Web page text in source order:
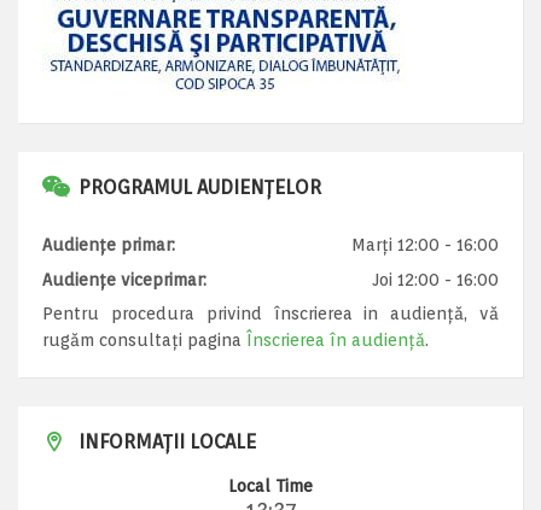
PROGRAMUL AUDIENȚELOR
Audiențe primar:
Marți 12:00 - 16:00
Audiențe viceprimar:
Joi 12:00 - 16:00
Pentru procedura privind înscrierea in audiență, vă
rugăm consultați pagina Înscrierea în audiență.
INFORMAȚII LOCALE
Local Time